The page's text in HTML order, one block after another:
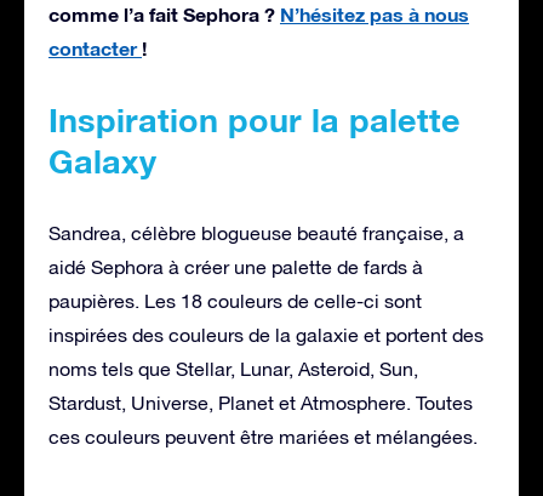
comme l’a fait Sephora ? N’hésitez pas à nous
contacter !
Inspiration pour la palette
Galaxy
Sandrea, célèbre blogueuse beauté française, a
aidé Sephora à créer une palette de fards à
paupières. Les 18 couleurs de celle-ci sont
inspirées des couleurs de la galaxie et portent des
noms tels que Stellar, Lunar, Asteroid, Sun,
Stardust, Universe, Planet et Atmosphere. Toutes
ces couleurs peuvent être mariées et mélangées.